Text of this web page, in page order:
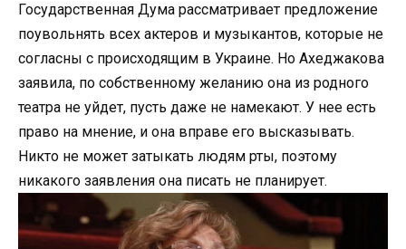
Государственная Дума рассматривает предложение
поувольнять всех актеров и музыкантов, которые не
согласны с происходящим в Украине. Но Ахеджакова
заявила, по собственному желанию она из родного
театра не уйдет, пусть даже не намекают. У нее есть
право на мнение, и она вправе его высказывать.
Никто не может затыкать людям рты, поэтому
никакого заявления она писать не планирует.